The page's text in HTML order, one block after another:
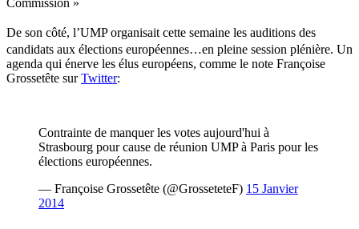
Commission »
De son côté, l’UMP organisait cette semaine les auditions des
candidats aux élections européennes…en pleine session plénière. Un
agenda qui énerve les élus européens, comme le note Françoise
Grossetête surTwitter:
Contrainte de manquer les votes aujourd'hui à
Strasbourg pour cause de réunion UMP à Paris pour les
élections européennes.
— Françoise Grossetête (@GrosseteteF) 15 Janvier
2014